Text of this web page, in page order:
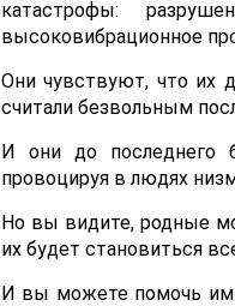
катастрофы:
высоковибрационное
Они чувствуют, что их
считали безвольным
И они до последнего
провоцируя в людях
Но вы видите, родные
их будет становиться
И вы можете помочь им